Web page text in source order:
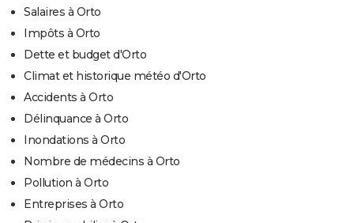
Salaires à Orto
Impôts à Orto
Dette et budget d'Orto
Climat et historique météo d'Orto
Accidents à Orto
Délinquance à Orto
Inondations à Orto
Nombre de médecins à Orto
Pollution à Orto
Entreprises à Orto